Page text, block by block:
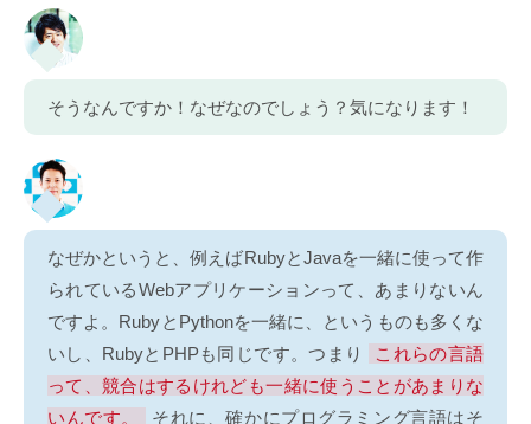
そうなんですか！なぜなのでしょう？気になります！
なぜかというと、例えばRubyとJavaを一緒に使って作
られているWebアプリケーションって、あまりないん
ですよ。RubyとPythonを一緒に、というものも多くな
いし、RubyとPHPも同じです。つまり
これらの言語
って、競合はするけれども一緒に使うことがあまりな
いんです。
それに、確かにプログラミング言語はそ